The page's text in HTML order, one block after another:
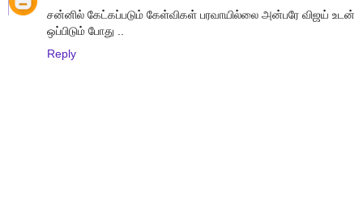
சன்னில் கேட்கப்படும் கேள்விகள் பரவாயில்லை அன்பரே விஜய் உடன்
ஒப்பிடும் போது ..
Reply